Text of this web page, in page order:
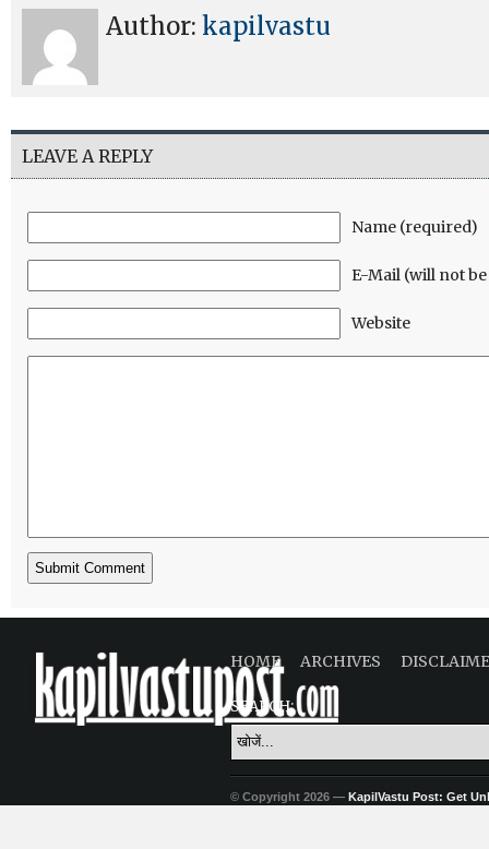
Author: kapilvastu
LEAVE A REPLY
Name (required)
E-Mail (will not
Website
HOME ARCHIVES
SEARCH:
© Copyright 2026 — KapilVastu Post: Get